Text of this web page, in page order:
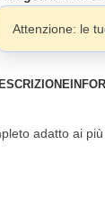
Attenzione: le
adatto ai